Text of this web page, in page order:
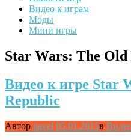
Видео к играм
Моды
Мини игры
Star Wars: The Old
Видео к игре Star
Republic
Автор pavel 05.01.2015в